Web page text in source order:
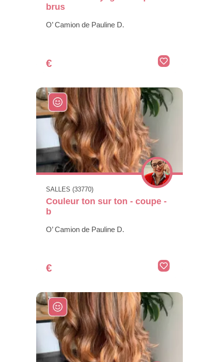
brus
O’ Camion de Pauline D.
€
SALLES (33770)
Couleur ton sur ton - coupe -
b
O’ Camion de Pauline D.
€